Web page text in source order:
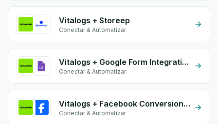
Vitalogs + Storeep
Conectar & Automatizar
Vitalogs + Google Form Integration
Conectar & Automatizar
Vitalogs + Facebook Conversion API (CAPI)
Conectar & Automatizar